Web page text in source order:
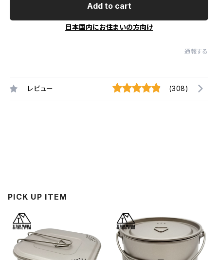
Add to cart
日本国内にお住まいの方向け
通報する
レビュー (308)
PICK UP ITEM